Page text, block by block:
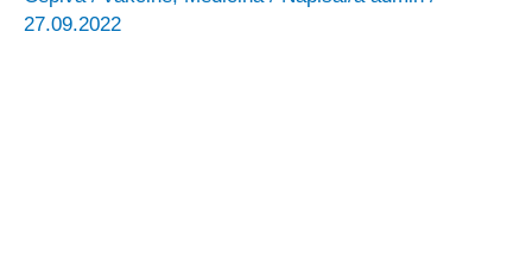
27.09.2022